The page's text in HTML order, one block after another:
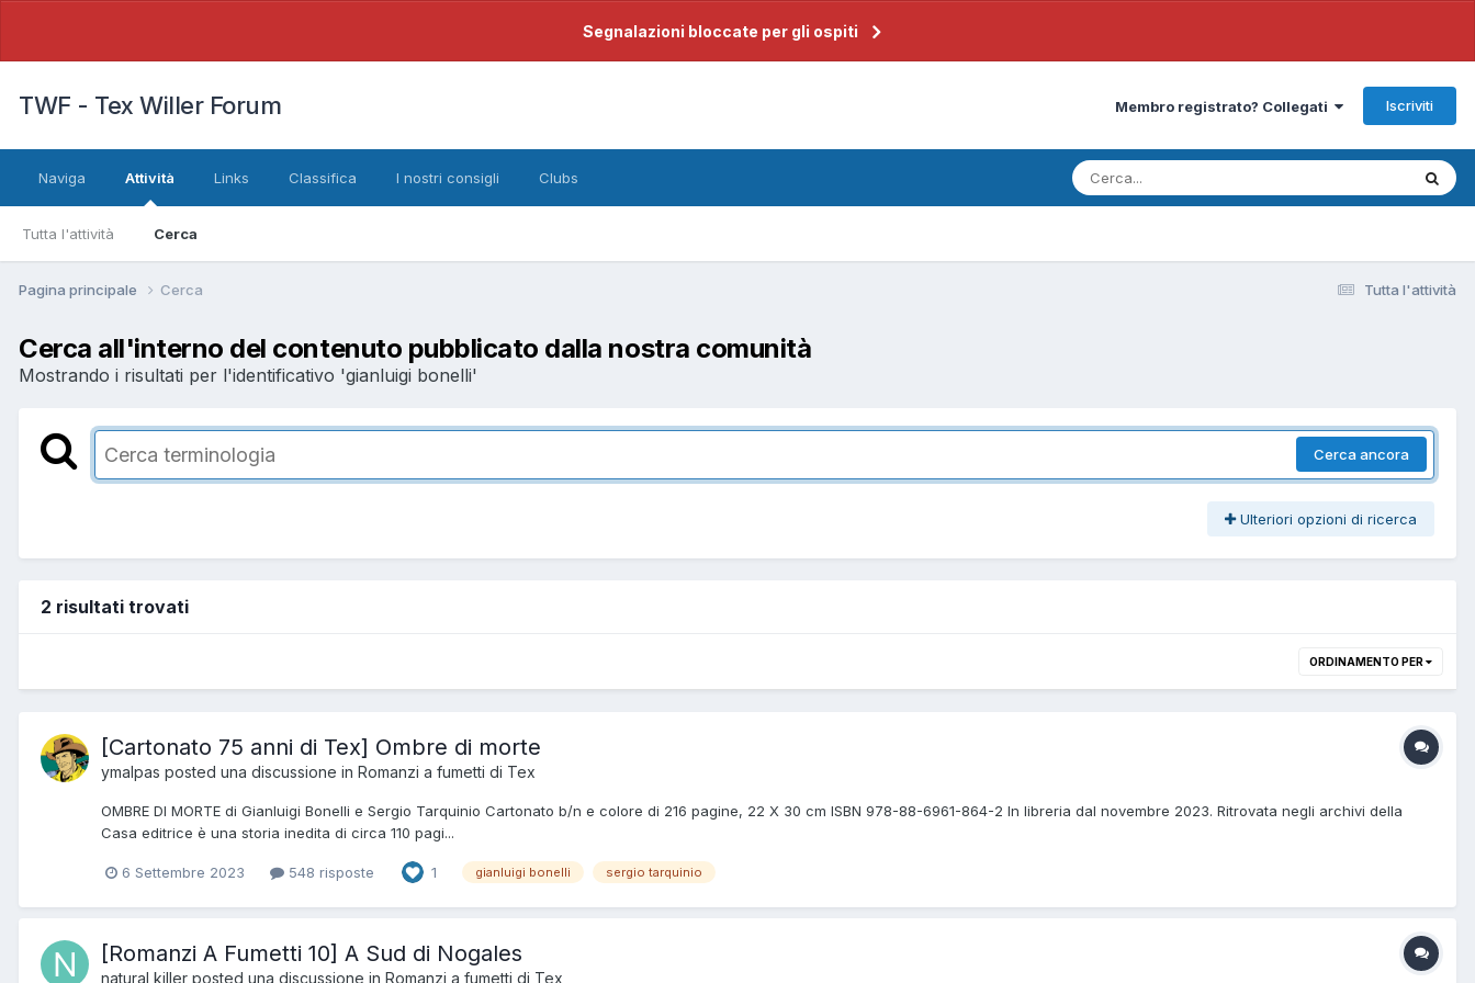
Segnalazioni bloccate per gli ospiti
TWF - Tex Willer Forum Membro registrato? Collegati Iscriviti
Naviga Attività
Tutta l'attività Cerca
Links Classifica I nostri consigli Clubs
Tutta l'attività
Pagina principale Cerca
Cerca all'interno del contenuto pubblicato dalla nostra comunità
Mostrando i risultati per l'identificativo 'gianluigi bonelli'
Cerca ancora
Ulteriori opzioni di ricerca
2 risultati trovati
ORDINAMENTO PER
[Cartonato 75 anni di Tex] Ombre di morte
ymalpas posted una discussione in Romanzi a fumetti di Tex
OMBRE DI MORTE di Gianluigi Bonelli e Sergio Tarquinio Cartonato b/n e colore di 216 pagine, 22 X 30 cm ISBN 978-88-6961-864-2 In libreria dal novembre 2023. Ritrovata negli archivi della
Casa editrice è una storia inedita di circa 110 pagi...
6 Settembre 2023 548 risposte 1 gianluigi bonelli sergio tarquinio
[Romanzi A Fumetti 10] A Sud di Nogales
natural killer posted una discussione in Romanzi a fumetti di Tex